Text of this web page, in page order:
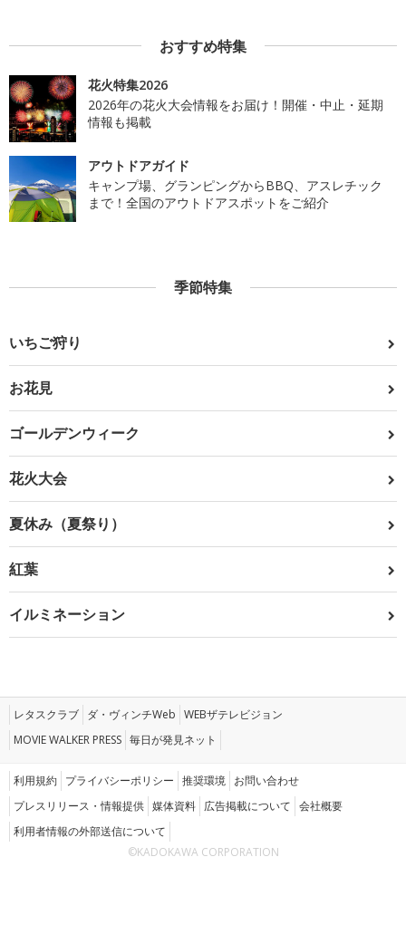
おすすめ特集
花火特集2026
2026年の花火大会情報をお届け！開催・中止・延期
情報も掲載
アウトドアガイド
キャンプ場、グランピングからBBQ、アスレチック
まで！全国のアウトドアスポットをご紹介
季節特集
いちご狩り
お花見
ゴールデンウィーク
花火大会
夏休み（夏祭り）
紅葉
イルミネーション
レタスクラブ ダ・ヴィンチWeb WEBザテレビジョン
MOVIE WALKER PRESS 毎日が発見ネット
利用規約 プライバシーポリシー 推奨環境 お問い合わせ
プレスリリース・情報提供 媒体資料 広告掲載について 会社概要
利用者情報の外部送信について
©KADOKAWA CORPORATION